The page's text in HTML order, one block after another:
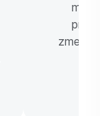
zmeniť